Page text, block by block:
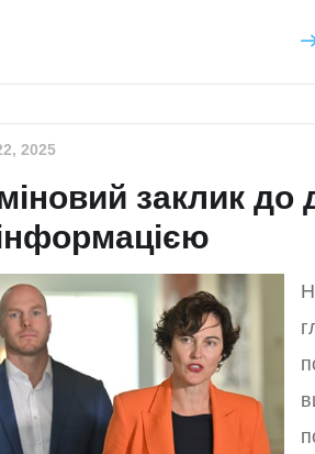
2025
заклик до